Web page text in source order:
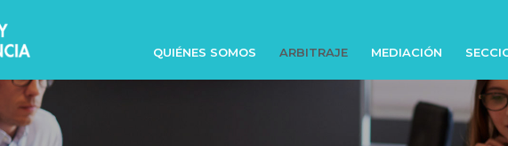
QUIÉNES SOMOS ARBITRAJE MEDIACIÓN